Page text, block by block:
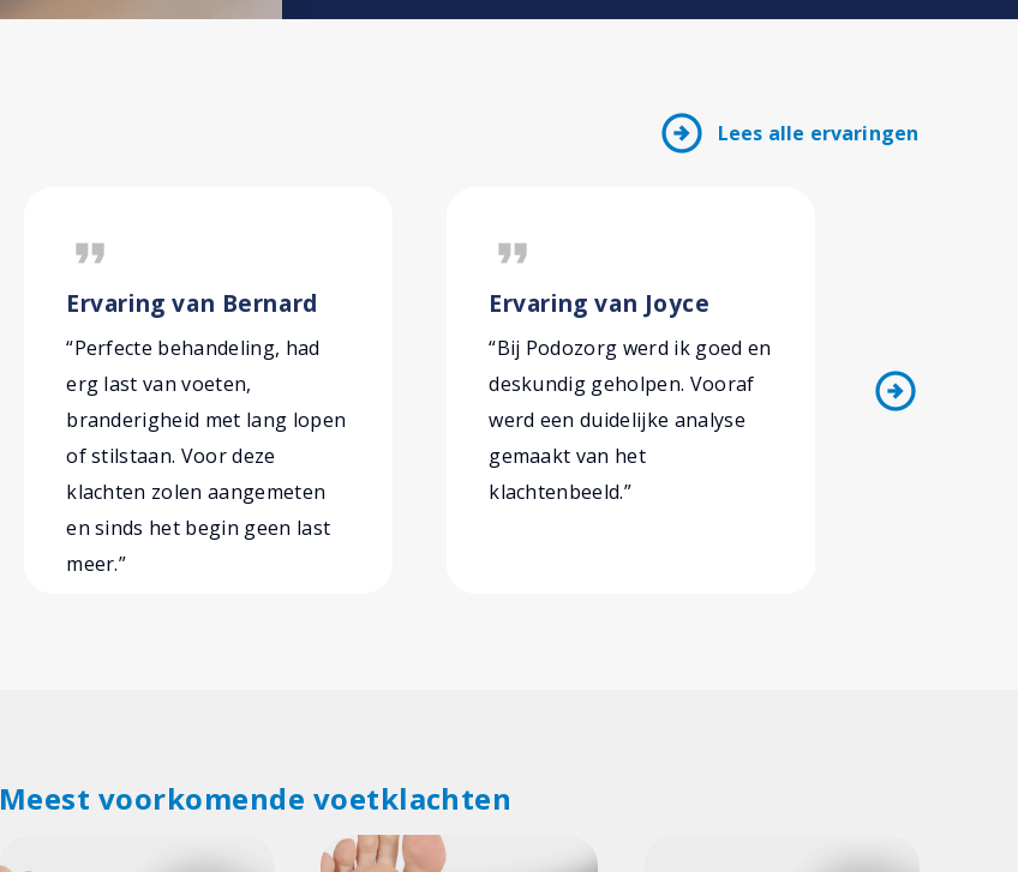
arrow_circle_right Lees alle ervaringen
format_quote
Ervaring van Bernard
“Perfecte behandeling, had
erg last van voeten,
branderigheid met lang lopen
of stilstaan. Voor deze
klachten zolen aangemeten
en sinds het begin geen last
meer.”
format_quote
Ervaring van Joyce
“Bij Podozorg werd ik goed en
deskundig geholpen. Vooraf
werd een duidelijke analyse
gemaakt van het
klachtenbeeld.”
dragen
arrow_circle_right
Meest voorkomende voetklachten